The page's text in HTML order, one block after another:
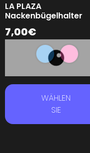
LA PLAZA
Nackenbügelhalter
7,00€
WÄHLEN
SIE